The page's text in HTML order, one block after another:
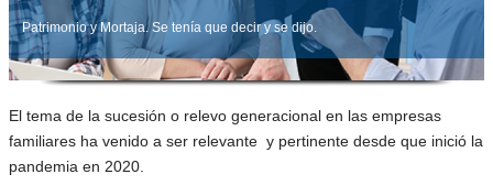
Patrimonio y Mortaja. Se tenía que decir y se dijo.
El tema de la sucesión o relevo generacional en las empresas
familiares ha venido a ser relevante y pertinente desde que inició la
pandemia en 2020.